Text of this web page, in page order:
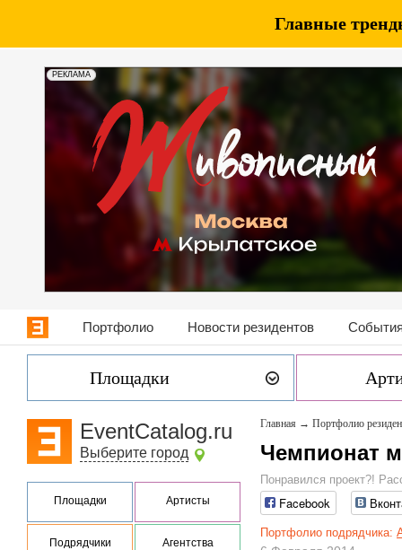
РЕКЛАМА
Главные
Портфолио Новости резидентов
Площадки
EventCatalog.ru
Выберите город
Площадки Артисты
Подрядчики Агентства
Главная → Портфолио
Чемпионат
Понравился проект?!
Facebook
Портфолио подрядчика: